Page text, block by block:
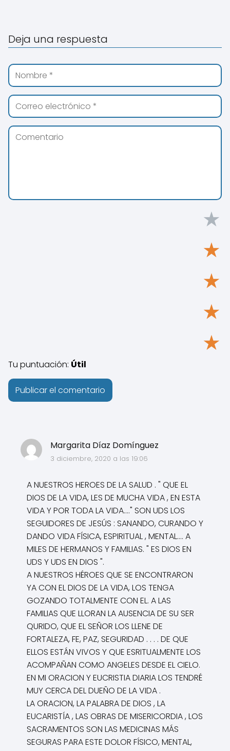
Margarita Díaz Domínguez
3 diciembre, 2020 a las 19:06
A NUESTROS HEROES DE LA SALUD . " QUE EL
DIOS DE LA VIDA, LES DE MUCHA VIDA , EN ESTA
VIDA Y POR TODA LA VIDA...." SON UDS LOS
SEGUIDORES DE JESÚS : SANANDO, CURANDO Y
DANDO VIDA FÍSICA, ESPIRITUAL , MENTAL.... A
MILES DE HERMANOS Y FAMILIAS. " ES DIOS EN
UDS Y UDS EN DIOS ".
A NUESTROS HÉROES QUE SE ENCONTRARON
YA CON EL DIOS DE LA VIDA, LOS TENGA
GOZANDO TOTALMENTE CON EL. A LAS
FAMILIAS QUE LLORAN LA AUSENCIA DE SU SER
QURIDO, QUE EL SEÑOR LOS LLENE DE
FORTALEZA, FE, PAZ, SEGURIDAD . . . . DE QUE
ELLOS ESTÁN VIVOS Y QUE ESRITUALMENTE LOS
ACOMPAÑAN COMO ANGELES DESDE EL CIELO.
EN MI ORACION Y EUCRISTIA DIARIA LOS TENDRÉ
MUY CERCA DEL DUEÑO DE LA VIDA .
LA ORACION, LA PALABRA DE DIOS , LA
EUCARISTÍA , LAS OBRAS DE MISERICORDIA , LOS
SACRAMENTOS SON LAS MEDICINAS MÁS
SEGURAS PARA ESTE DOLOR FÍSICO, MENTAL,
Deja una respuesta
★
★
★
★
★
Tu puntuación: Útil